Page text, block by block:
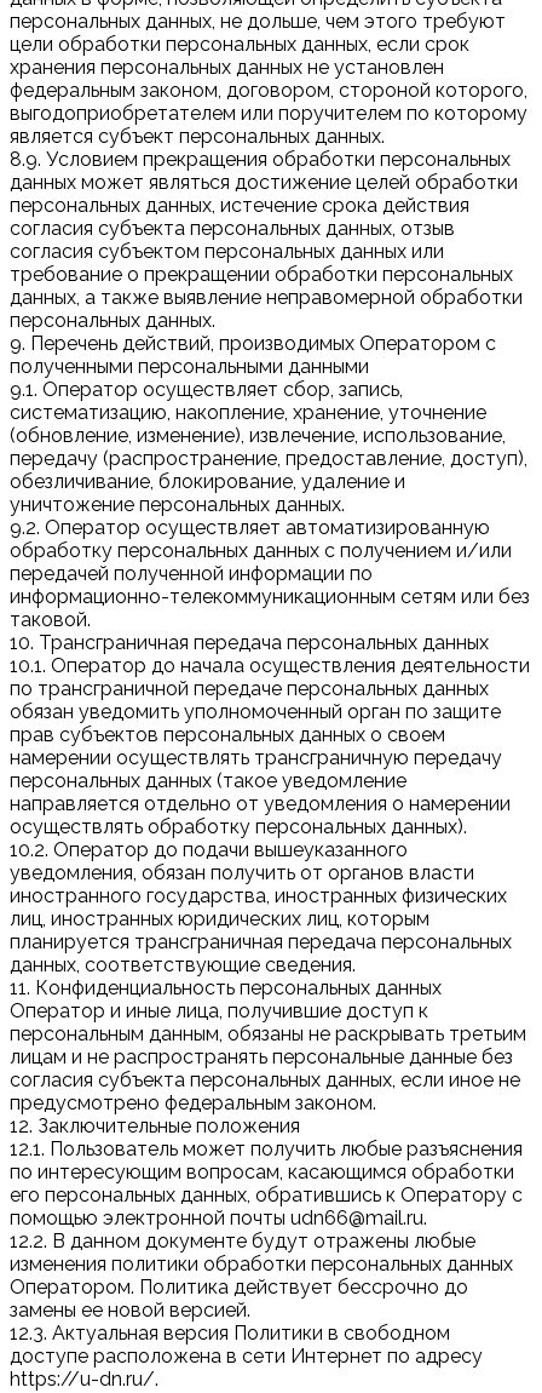
персональных данных, не дольше, чем этого требуют
цели обработки персональных данных, если срок
хранения персональных данных не установлен
федеральным законом, договором, стороной которого,
выгодоприобретателем или поручителем по которому
является субъект персональных данных.
8.9. Условием прекращения обработки персональных
данных может являться достижение целей обработки
персональных данных, истечение срока действия
согласия субъекта персональных данных, отзыв
согласия субъектом персональных данных или
требование о прекращении обработки персональных
данных, а также выявление неправомерной обработки
персональных данных.
9. Перечень действий, производимых Оператором с
полученными персональными данными
9.1. Оператор осуществляет сбор, запись,
систематизацию, накопление, хранение, уточнение
(обновление, изменение), извлечение, использование,
передачу (распространение, предоставление, доступ),
обезличивание, блокирование, удаление и
уничтожение персональных данных.
9.2. Оператор осуществляет автоматизированную
обработку персональных данных с получением и/или
передачей полученной информации по
информационно-телекоммуникационным сетям или без
таковой.
10. Трансграничная передача персональных данных
10.1. Оператор до начала осуществления деятельности
по трансграничной передаче персональных данных
обязан уведомить уполномоченный орган по защите
прав субъектов персональных данных о своем
намерении осуществлять трансграничную передачу
персональных данных (такое уведомление
направляется отдельно от уведомления о намерении
осуществлять обработку персональных данных).
10.2. Оператор до подачи вышеуказанного
уведомления, обязан получить от органов власти
иностранного государства, иностранных физических
лиц, иностранных юридических лиц, которым
планируется трансграничная передача персональных
данных, соответствующие сведения.
11. Конфиденциальность персональных данных
Оператор и иные лица, получившие доступ к
персональным данным, обязаны не раскрывать третьим
лицам и не распространять персональные данные без
согласия субъекта персональных данных, если иное не
предусмотрено федеральным законом.
12. Заключительные положения
12.1. Пользователь может получить любые разъяснения
по интересующим вопросам, касающимся обработки
его персональных данных, обратившись к Оператору с
помощью электронной почты udn66@mail.ru.
12.2. В данном документе будут отражены любые
изменения политики обработки персональных данных
Оператором. Политика действует бессрочно до
замены ее новой версией.
12.3. Актуальная версия Политики в свободном
доступе расположена в сети Интернет по адресу
https://u-dn.ru/.